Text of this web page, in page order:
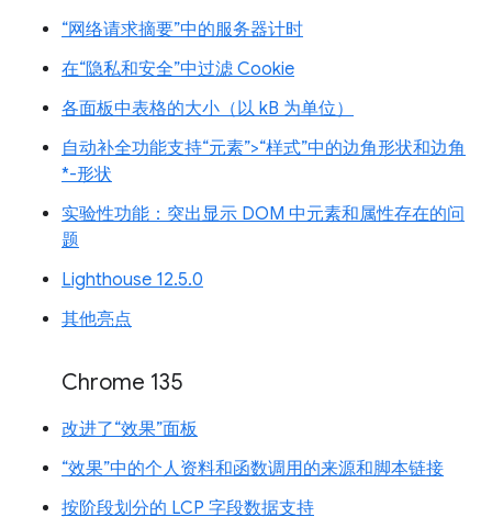
“网络请求摘要”中的服务器计时
在“隐私和安全”中过滤 Cookie
各面板中表格的大小（以 kB 为单位）
自动补全功能支持“元素”>“样式”中的边角形状和边角
*-形状
实验性功能：突出显示 DOM 中元素和属性存在的问
题
Lighthouse 12.5.0
其他亮点
Chrome 135
改进了“效果”面板
“效果”中的个人资料和函数调用的来源和脚本链接
按阶段划分的 LCP 字段数据支持